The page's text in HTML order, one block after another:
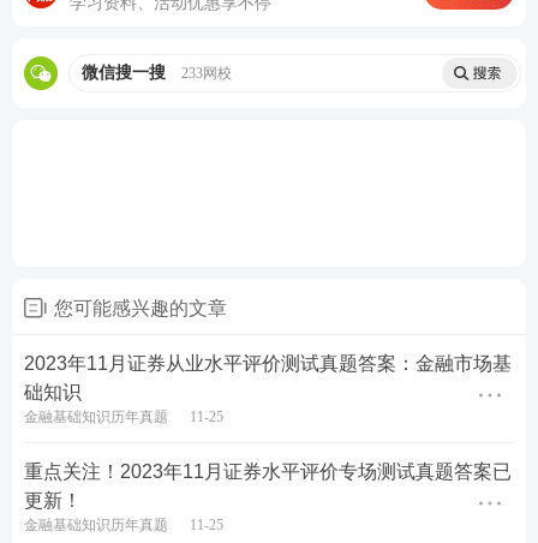
考试卷、历年真题、易混淆考点、必背100句、数字
微信搜一搜 233网校
您可能感兴趣的文章
2023年11月证券从业水平评价测试真题答案：金融市场基
础知识
金融基础知识历年真题 11-25
重点关注！2023年11月证券水平评价专场测试真题答案已
更新！
金融基础知识历年真题 11-25